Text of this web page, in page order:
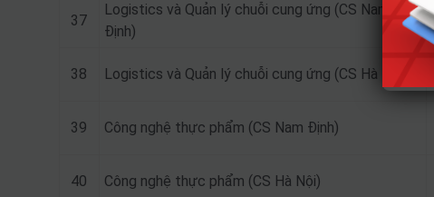
37
Logistics và Quản lý chuỗi cung ứng (CS Nam
Định)
38 Logistics và Quản lý chuỗi cung ứng (CS Hà Nội)
39 Công nghệ thực phẩm (CS Nam Định)
40 Công nghệ thực phẩm (CS Hà Nội)